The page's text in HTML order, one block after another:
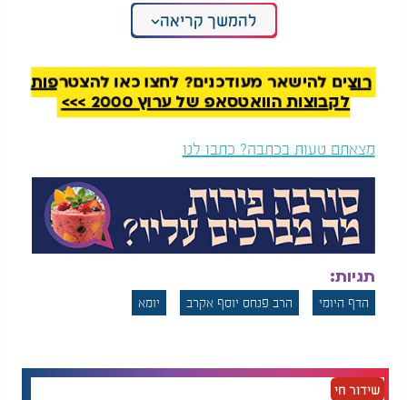
המלצות נוספות
דף יומי:הדף היומי
לצפייה -יומאי"ז - ט"ז
אייר: הרב אקרב
דף יומי: הדף היומי
לצפייה - יומא ו’ - ה’
אייר: הרב אקרב
להמשך קריאה
רוצים להישאר מעודכנים? לחצו כאן להצטרפות
לקבוצות הוואטסאפ של ערוץ 2000 >>>
מצאתם טעות בכתבה? כתבו לנו
תגיות:
הדף היומי הרב פנחס יוסף אקרב יומא
שידור חי